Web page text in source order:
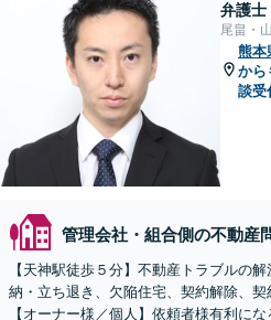
弁護士
尾畠・
熊本
から
談受
管理会社・組合側の不動産
【天神駅徒歩５分】不動産トラブルの
納・立ち退き、欠陥住宅、契約解除、契
【オーナー様／個人】依頼者様有利に